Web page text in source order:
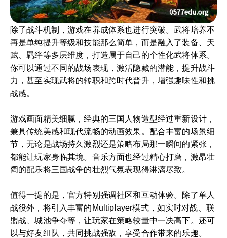
除了战斗机制，游戏在养成体系也进行突破。武将培养不
再是单纯提升等级和技能那么简单，而是融入了装备、天
赋、羁绊等多层维度，打造属于自己的个性化武将体系。
你可以通过不同的战场表现，激活隐藏的潜能，提升战斗
力，甚至实现武将的转职和跨时代晋升，增强趣味性和挑
战感。
游戏画面精美细腻，经典的三国人物造型经过重新设计，
兼具传统美感和现代流畅的动画效果。配合丰富的场景细
节，无论是战场持久激烈还是策略布局那一瞬间的紧张，
都能让玩家身临其境。音乐方面也经过精心打磨，激昂壮
阔的配乐将三国战争的壮烈气氛表现得淋漓尽致。
值得一提的是，官方特别强调社区和互动体验。除了单人
战役外，将引入丰富的Multiplayer模式，如实时对战、联
盟战、城池争夺等，让玩家在策略较量中一决高下。还可
以与好友组队，共同挑战强敌，享受合作带来的乐趣。